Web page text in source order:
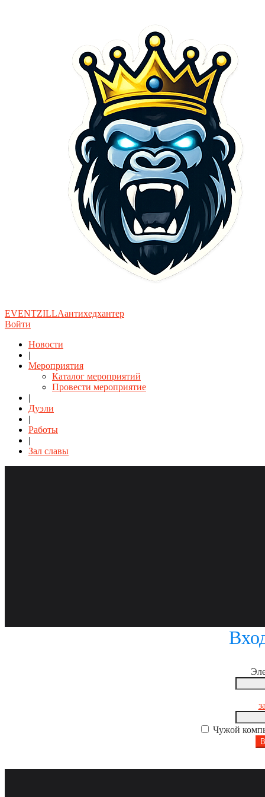
EVENTZILLAантихедхантер
Войти
Новости
|
Мероприятия
Каталог мероприятий
Провести мероприятие
|
Дуэли
|
Работы
|
Зал славы
Чужой